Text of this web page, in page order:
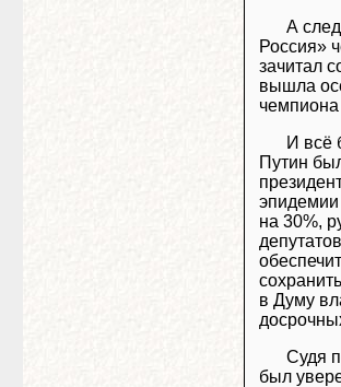
А
Россия»
зачитал
вышла
чемпиона
И всё
Путин
на 30%,
в Думу
Судя
был